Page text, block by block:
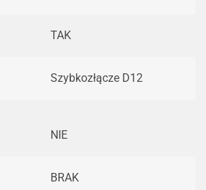
TAK
Szybkozłącze D12
NIE
BRAK